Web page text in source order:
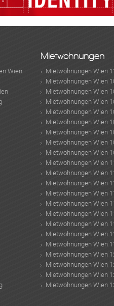
Wien
Mietwohnungen
Mietwohnungen Wien
Mietwohnungen Wien
Mietwohnungen Wien
Mietwohnungen Wien
Mietwohnungen Wien
Mietwohnungen Wien
Mietwohnungen Wien
Mietwohnungen Wien
Mietwohnungen Wien
Mietwohnungen Wien
Mietwohnungen Wien
Mietwohnungen Wien
Mietwohnungen Wien
Mietwohnungen Wien
Mietwohnungen Wien
Mietwohnungen Wien
Mietwohnungen Wien
Mietwohnungen Wien
Mietwohnungen Wien
Mietwohnungen Wien
Mietwohnungen Wien
Mietwohnungen Wien